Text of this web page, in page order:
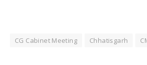
CG Cabinet Meeting Chhatisgarh